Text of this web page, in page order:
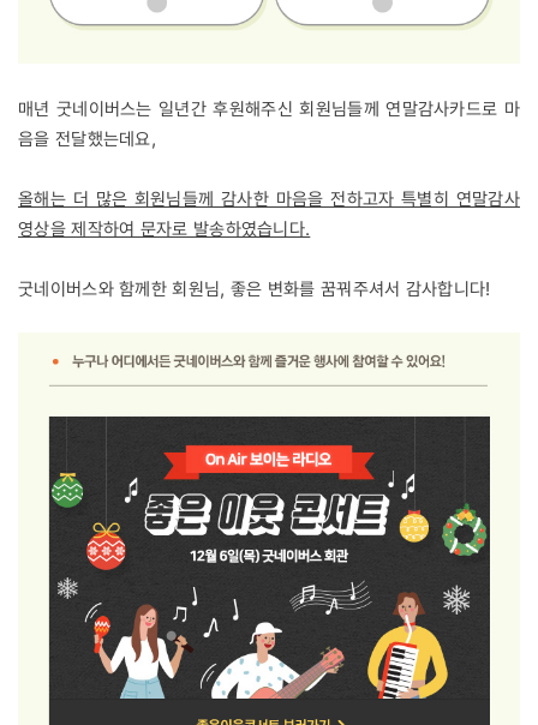
매년 굿네이버스는 일년간 후원해주신 회원님들께 연말감사카드로 마
음을 전달했는데요,
올해는 더 많은 회원님들께 감사한 마음을 전하고자 특별히 연말감사
영상을 제작하여 문자로 발송하였습니다.
굿네이버스와 함께한 회원님, 좋은 변화를 꿈꿔주셔서 감사합니다!